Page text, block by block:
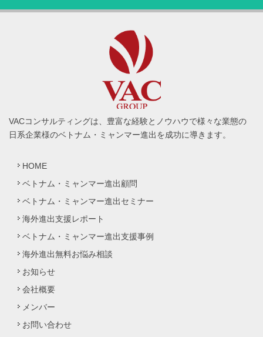
VACコンサルティングは、豊富な経験とノウハウで様々な業態の
日系企業様のベトナム・ミャンマー進出を成功に導きます。
HOME
ベトナム・ミャンマー進出顧問
ベトナム・ミャンマー進出セミナー
海外進出支援レポート
ベトナム・ミャンマー進出支援事例
海外進出無料お悩み相談
お知らせ
会社概要
メンバー
お問い合わせ